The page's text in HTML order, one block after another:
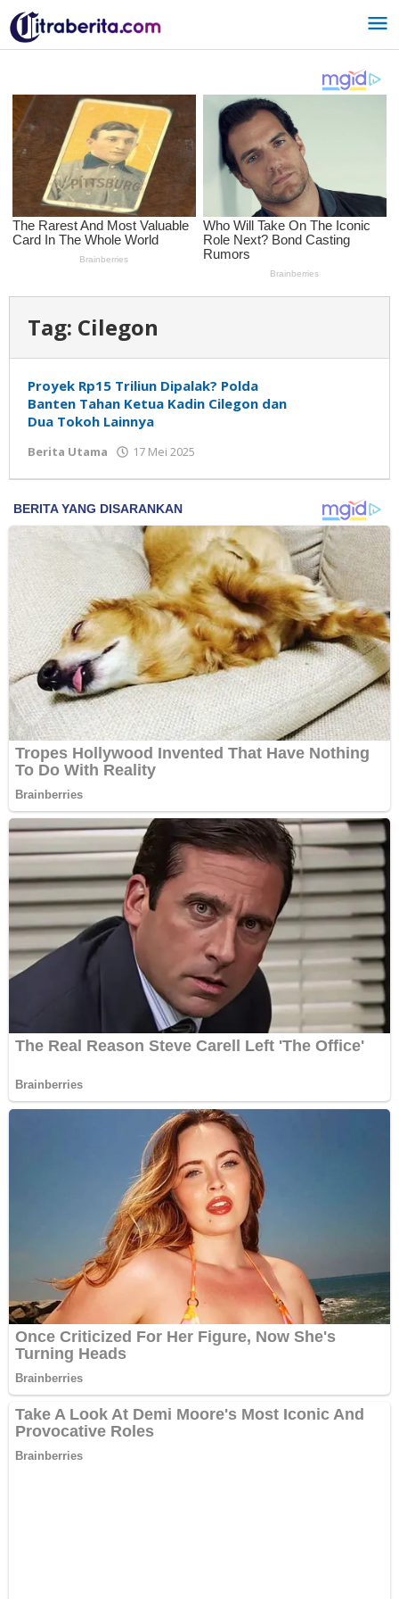
Lewati
ke
konten
Tag: Cilegon
Proyek Rp15 Triliun Dipalak? Polda
Banten Tahan Ketua Kadin Cilegon dan
Dua Tokoh Lainnya
Berita Utama 17 Mei 2025